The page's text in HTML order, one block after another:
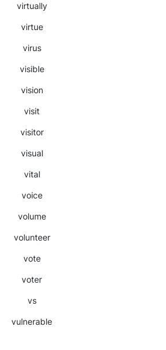
virtually
virtue
virus
visible
vision
visit
visitor
visual
vital
voice
volume
volunteer
vote
voter
vs
vulnerable